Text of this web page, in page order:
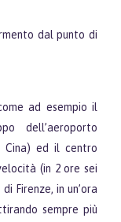
dal punto di
ad esempio il
dell’aeroporto
ed il centro
(in 2 ore sei
Firenze, in un’ora
sempre più